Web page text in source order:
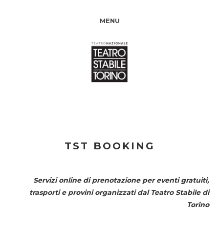
MENU
TST BOOKING
Servizi online di prenotazione per eventi gratuiti,
trasporti e provini organizzati dal Teatro Stabile di
Torino